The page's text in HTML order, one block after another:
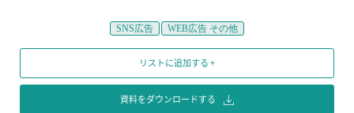
SNS広告 WEB広告 その他
リストに追加する +
資料をダウンロードする